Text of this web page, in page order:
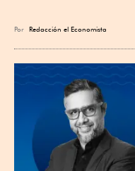
Por Redacción el Economista